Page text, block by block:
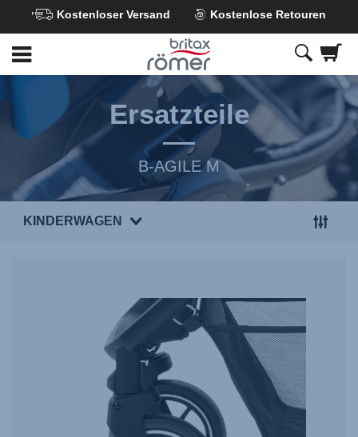
Hauptinhalt
springen
Kostenloser Versand Kostenlose Retouren
Ersatzteile
B-AGILE M
KINDERWAGEN